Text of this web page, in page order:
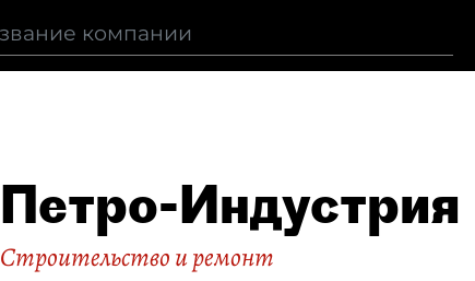
Петро-Индустрия
Строительство и ремонт